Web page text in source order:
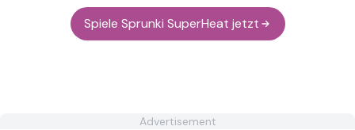
Spiele Sprunki SuperHeat jetzt
Advertisement